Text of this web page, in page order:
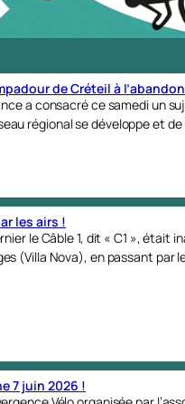
de Créteil à
a consacré ce samedi un
régional se développe et
les airs !
le Câble 1, dit « C1 », était
(Villa Nova), en passant par
7 juin 2026 !